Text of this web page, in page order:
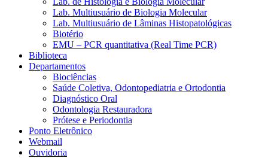
Lab. Multiusuário de Biologia Molecular
Lab. Multiusuário de Lâminas Histopatológicas
Biotério
EMU – PCR quantitativa (Real Time PCR)
Biblioteca
Departamentos
Biociências
Saúde Coletiva, Odontopediatria e Ortodontia
Diagnóstico Oral
Odontologia Restauradora
Prótese e Periodontia
Ponto Eletrônico
Webmail
Ouvidoria